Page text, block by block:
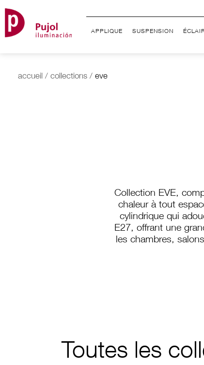
APPLIQUE SUSPENSION
accueil / collections / eve
Collection EVE,
chaleur à tout
cylindrique qui
E27, offrant une
les chambres,
Toutes les